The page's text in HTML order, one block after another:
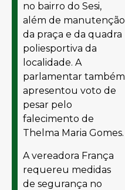
no bairro do Sesi,
além de manutenção
da praça e da quadra
poliesportiva da
localidade. A
parlamentar também
apresentou voto de
pesar pelo
falecimento de
Thelma Maria Gomes.
A vereadora França
requereu medidas
de segurança no